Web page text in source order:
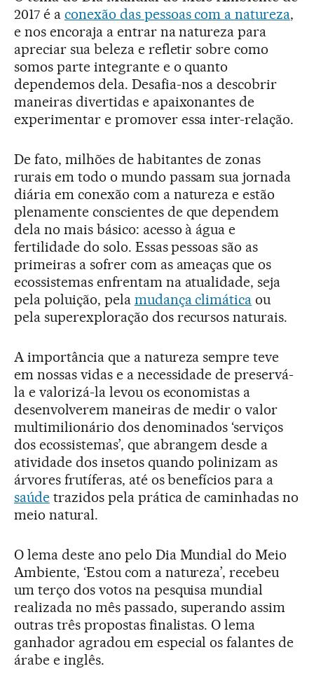
2017 é a conexão das pessoas com a natureza,
e nos encoraja a entrar na natureza para
apreciar sua beleza e refletir sobre como
somos parte integrante e o quanto
dependemos dela. Desafia-nos a descobrir
maneiras divertidas e apaixonantes de
experimentar e promover essa inter-relação.
De fato, milhões de habitantes de zonas
rurais em todo o mundo passam sua jornada
diária em conexão com a natureza e estão
plenamente conscientes de que dependem
dela no mais básico: acesso à água e
fertilidade do solo. Essas pessoas são as
primeiras a sofrer com as ameaças que os
ecossistemas enfrentam na atualidade, seja
pela poluição, pela mudança climática ou
pela superexploração dos recursos naturais.
A importância que a natureza sempre teve
em nossas vidas e a necessidade de preservá-
la e valorizá-la levou os economistas a
desenvolverem maneiras de medir o valor
multimilionário dos denominados ‘serviços
dos ecossistemas’, que abrangem desde a
atividade dos insetos quando polinizam as
árvores frutíferas, até os benefícios para a
saúdetrazidos pela prática de caminhadas no
meio natural.
O lema deste ano pelo Dia Mundial do Meio
Ambiente, ‘Estou com a natureza’, recebeu
um terço dos votos na pesquisa mundial
realizada no mês passado, superando assim
outras três propostas finalistas. O lema
ganhador agradou em especial os falantes de
árabe e inglês.